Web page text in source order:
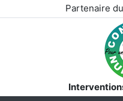
Partenaire